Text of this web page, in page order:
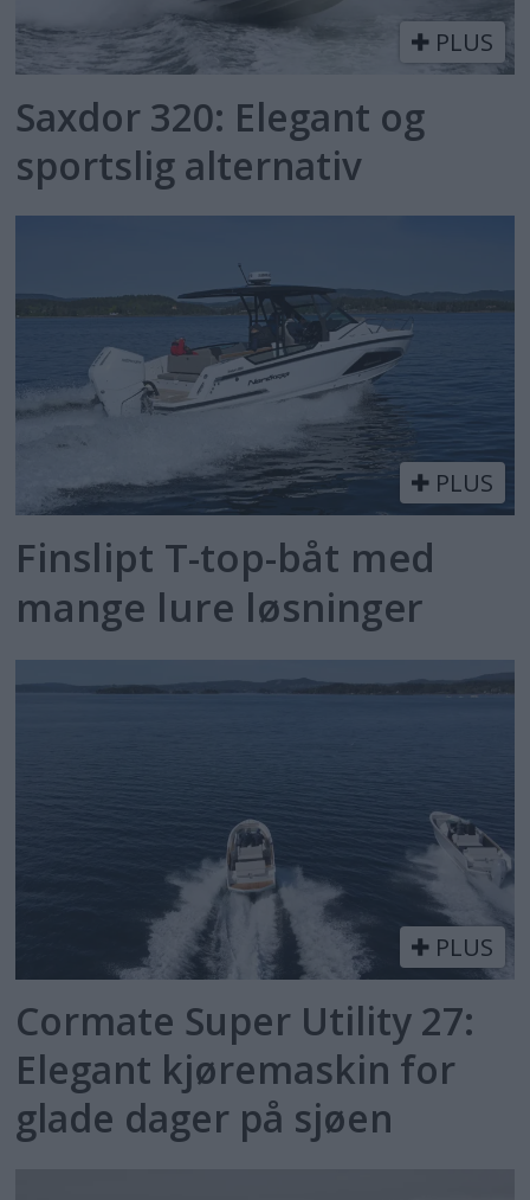
PLUS
Saxdor 320: Elegant og
sportslig alternativ
PLUS
Finslipt T-top-båt med
mange lure løsninger
PLUS
Cormate Super Utility 27:
Elegant kjøremaskin for
glade dager på sjøen